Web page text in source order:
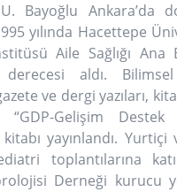
Bayoğlu Ankara’da
yılında Hacettepe
Aile Sağlığı Ana
derecesi aldı.
ve dergi yazıları,
“GDP-Gelişim
yayınlandı. Yurtiçi
toplantılarına
Derneği kurucu